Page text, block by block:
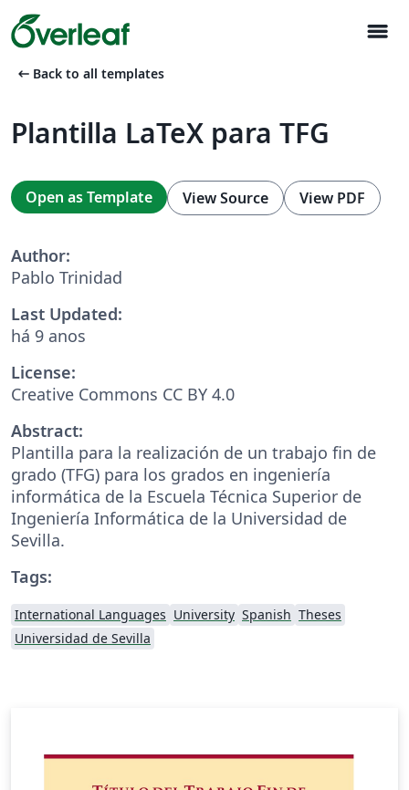
menu
arrow_left_alt Back to all templates
Plantilla LaTeX para TFG
Open as Template View Source View PDF
Author:
Pablo Trinidad
Last Updated:
há 9 anos
License:
Creative Commons CC BY 4.0
Abstract:
Plantilla para la realización de un trabajo fin de
grado (TFG) para los grados en ingeniería
informática de la Escuela Técnica Superior de
Ingeniería Informática de la Universidad de
Sevilla.
Tags:
International Languages University Spanish Theses
Universidad de Sevilla